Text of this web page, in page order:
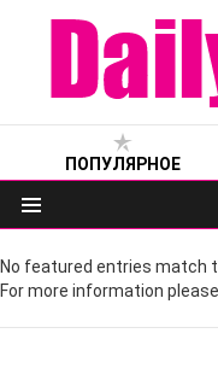
ПОПУЛЯРНОЕ
Меню
No featured entries match
For more information